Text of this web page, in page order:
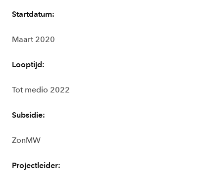
Startdatum:
Maart 2020
Looptijd:
Tot medio 2022
Subsidie:
ZonMW
Projectleider: